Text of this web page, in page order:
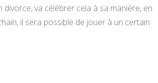
divorce, va célébrer cela à sa manière, en
il sera possible de jouer à un certain